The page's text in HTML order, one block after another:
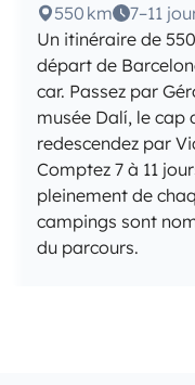
550 km
7–11
Un itinéraire de
départ de
car. Passez par
musée Dalí, le cap
redescendez par
Comptez 7 à 11
pleinement de
campings sont
du parcours.